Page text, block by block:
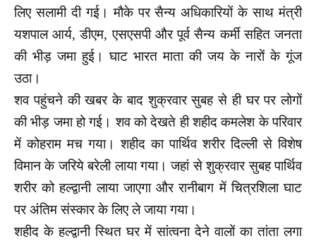
लिए सलामी दी गई। मौके पर सैन्य अधिकारियों के साथ मंत्री
यशपाल आर्य, डीएम, एसएसपी और पूर्व सैन्य कर्मी सहित जनता
की भीड़ जमा हुई। घाट भारत माता की जय के नारों के गूंज
उठा।
शव पहुंचने की खबर के बाद शुक्रवार सुबह से ही घर पर लोगों
की भीड़ जमा हो गई। शव को देखते ही शहीद कमलेश के परिवार
में कोहराम मच गया। शहीद का पार्थिव शरीर दिल्ली से विशेष
विमान के जरिये बरेली लाया गया। जहां से शुक्रवार सुबह पार्थिव
शरीर को हल्द्वानी लाया जाएगा और रानीबाग में चित्रशिला घाट
पर अंतिम संस्कार के ‌लिए ले जाया गया।
शहीद के हल्द्वानी स्थित घर में सांत्वना देने वालों का तांता लगा